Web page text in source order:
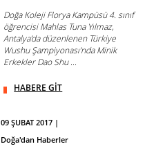
Doğa Koleji Florya Kampüsü 4. sınıf
öğrencisi Mahlas Tuna Yılmaz,
Antalya’da düzenlenen Türkiye
Wushu Şampiyonası’nda Minik
Erkekler Dao Shu ...
HABERE GİT
09 ŞUBAT 2017 |
Doğa'dan Haberler